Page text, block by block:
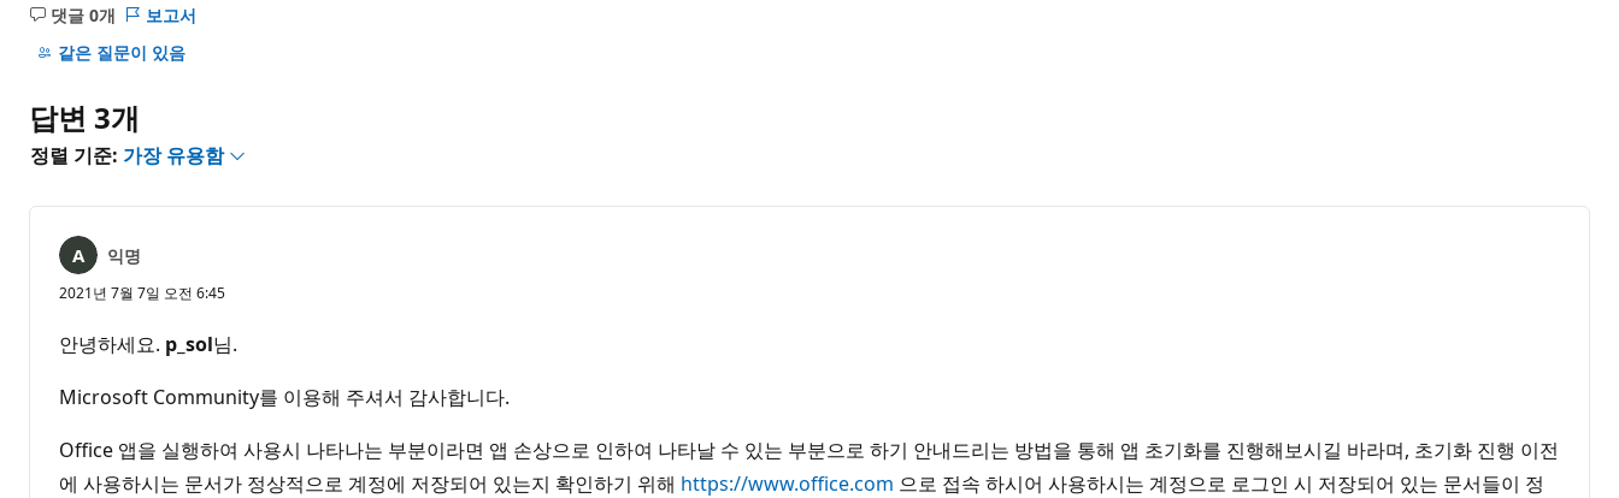
댓글 0개
설
명
음
보고서
같은 질문이 있음
답변 3개
정렬 기준: 가장 유용함
익명
2021년 7월 7일 오전 6:45
안녕하세요. p_sol님.
Microsoft Community를 이용해 주셔서 감사합니다.
Office 앱을 실행하여 사용시 나타나는 부분이라면 앱 손상으로 인하여 나타날 수 있는 부분으로 하기 안내드리는 방법을 통해 앱 초기화를 진행해보시길 바라며, 초기화 진행 이전
에 사용하시는 문서가 정상적으로 계정에 저장되어 있는지 확인하기 위해 https://www.office.com 으로 접속 하시어 사용하시는 계정으로 로그인 시 저장되어 있는 문서들이 정